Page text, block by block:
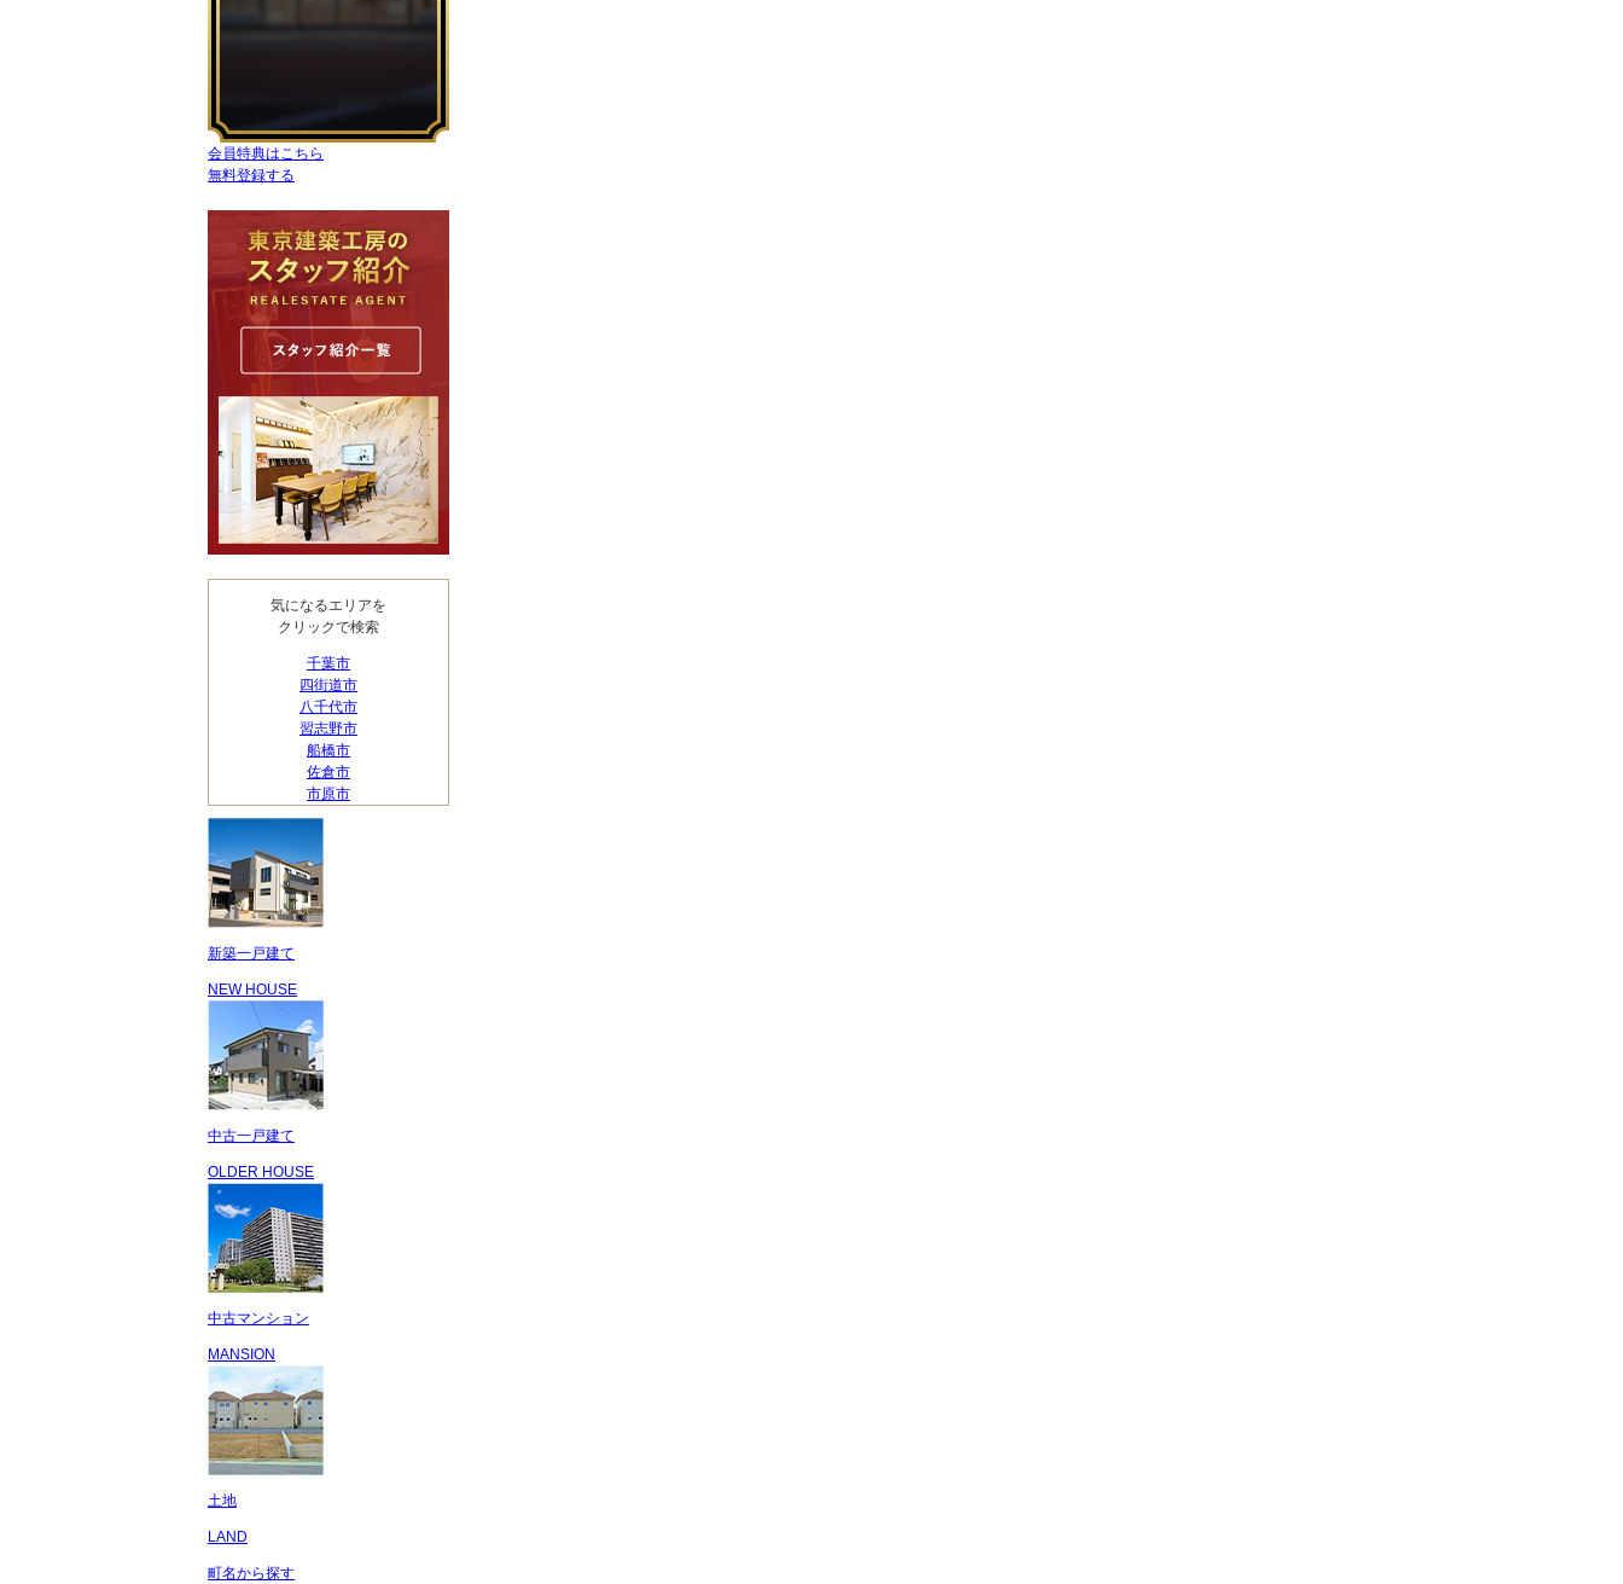
会員特典はこちら
無料登録する
気になるエリアを
クリックで検索
千葉市
四街道市
八千代市
習志野市
船橋市
佐倉市
市原市
新築一戸建て
NEW HOUSE
中古一戸建て
OLDER HOUSE
中古マンション
MANSION
土地
LAND
町名から探す